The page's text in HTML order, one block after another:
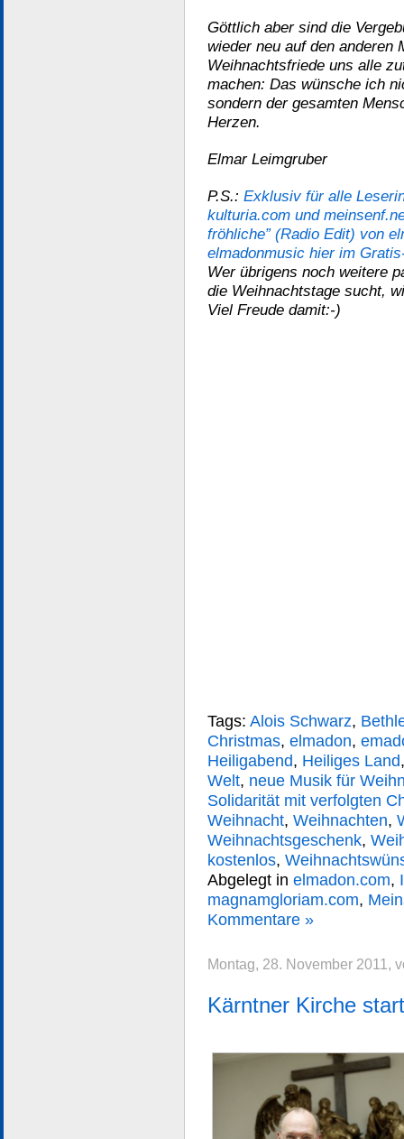
Göttlich aber sind die
wieder neu auf den anderen
Weihnachtsfriede uns alle
machen: Das wünsche ich
sondern der gesamten
Herzen.
Elmar Leimgruber
P.S.: Exklusiv für alle
kulturia.com und
fröhliche” (Radio Edit) von
elmadonmusic hier im
Wer übrigens noch weitere
die Weihnachtstage sucht,
Viel Freude damit:-)
Tags: Alois Schwarz,
Christmas, elmadon,
Heiligabend, Heiliges Land
Welt, neue Musik für
Solidarität mit verfolgten
Weihnacht, Weihnachten,
Weihnachtsgeschenk,
kostenlos,
Abgelegt in elmadon.com,
magnamgloriam.com,
Kommentare »
Montag, 28. November 2011,
Kärntner Kirche